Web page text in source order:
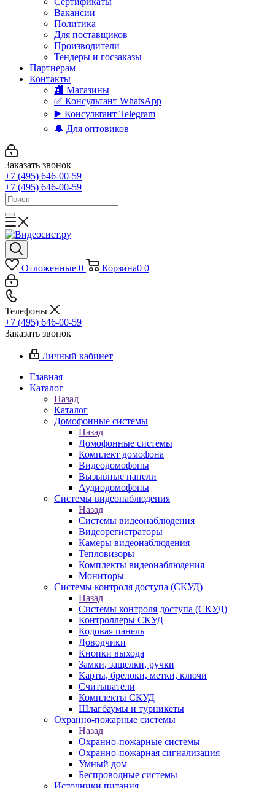
Вакансии
Политика
Для поставщиков
Производители
Тендеры и госзаказы
Партнерам
Контакты
🏬 Магазины
✅️ Консультант WhatsApp
▶️ Консультант Telegram
🔔 Для оптовиков
Заказать звонок
+7 (495) 646-00-59
+7 (495) 646-00-59
Отложенные 0 Корзина0 0
Телефоны
+7 (495) 646-00-59
Заказать звонок
Личный кабинет
Главная
Каталог
Назад
Каталог
Домофонные системы
Назад
Домофонные системы
Комплект домофона
Видеодомофоны
Вызывные панели
Аудиодомофоны
Системы видеонаблюдения
Назад
Системы видеонаблюдения
Видеорегистраторы
Камеры видеонаблюдения
Тепловизоры
Комплекты видеонаблюдения
Мониторы
Системы контроля доступа (СКУД)
Назад
Системы контроля доступа (СКУД)
Контроллеры СКУД
Кодовая панель
Доводчики
Кнопки выхода
Замки, защелки, ручки
Карты, брелоки, метки, ключи
Считыватели
Комплекты СКУД
Шлагбаумы и турникеты
Охранно-пожарные системы
Назад
Охранно-пожарные системы
Охранно-пожарная сигнализация
Умный дом
Беспроводные системы
Источники питания